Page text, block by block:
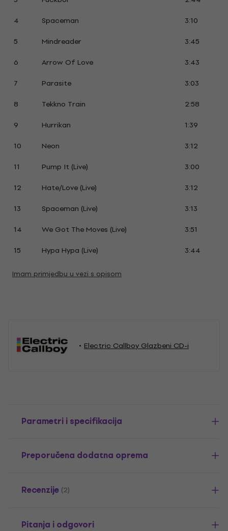
4
Spaceman
3:10
5
Mindreader
3:45
6
Arrow Of Love
3:43
7
Parasite
3:03
8
Tekkno Train
2:58
9
Hurrikan
1:39
10
Neon
3:12
11
Pump It (Live)
3:00
12
Hate/Love (Live)
3:12
13
Spaceman (Live)
3:13
14
We Got The Moves (Live)
3:51
15
Hypa Hypa (Live) 3:44
Imam primjedbu u vezi s opisom
Electric Callboy Glazbeni CD-i
Parametri i specifikacija
Preporučena dodatna oprema
Recenzije (2)
Pitanja i odgovori